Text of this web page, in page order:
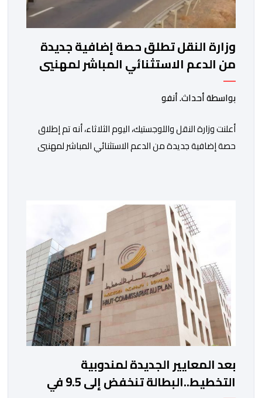
وزارة النقل تطلق حصة إضافية جديدة
من الدعم الاستثنائي المباشر لمهنيي
النقل الطرقي للأشخاص والبضائع
بواسطة أحداث. أنفو
أعلنت وزارة النقل واللوجستيك، اليوم الثلاثاء، أنه تم إطلاق
حصة إضافية جديدة من الدعم الاستثنائي المباشر لمهنيي
لفائدة مهنيي قطاع النقل الطرقي ببلادنا، الرامية إلى الحد
من آثار استمرارية […]
بعد المعايير الجديدة لمندوبية
التخطيط..البطالة تنخفض إلى 9.5 في